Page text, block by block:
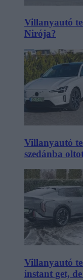
Villanyautó
Nirója?
Villanyautó
szedánba
Villanyautó
instant get,